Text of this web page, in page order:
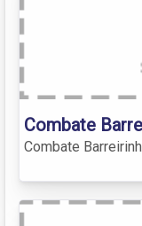
Combate
Combate